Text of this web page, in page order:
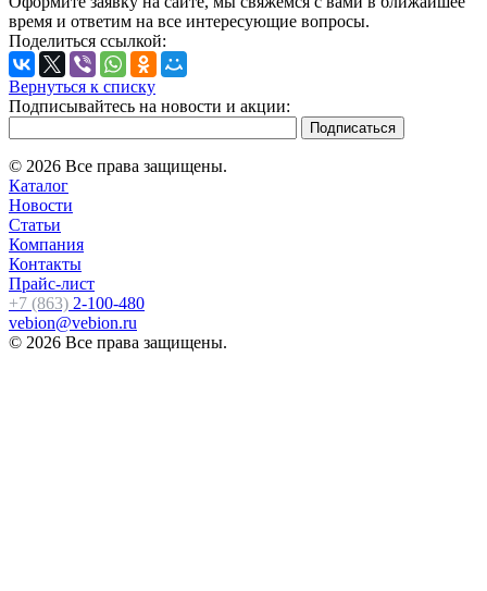
время и ответим на все интересующие вопросы.
Поделиться ссылкой:
Вернуться к списку
Подписывайтесь на новости и акции:
© 2026 Все права защищены.
Каталог
Новости
Статьи
Компания
Контакты
Прайс-лист
+7 (863) 2-100-480
vebion@vebion.ru
© 2026 Все права защищены.